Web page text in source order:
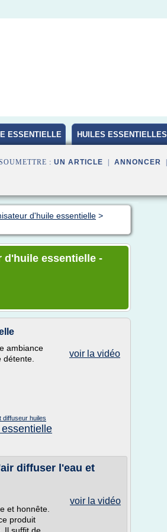
ESSENTIELLE HUILES ESSENTIELLES
: UN ARTICLE ANNONCER
d'huile essentielle >
d'huile essentielle -
voir la vidéo
ambiance
diffuseur huiles
diffuser l'eau et
voir la vidéo
et honnête.
produit